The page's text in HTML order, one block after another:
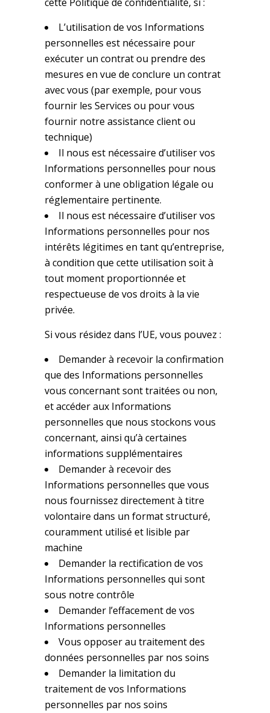
L’utilisation de vos Informations
personnelles est nécessaire pour
exécuter un contrat ou prendre des
mesures en vue de conclure un contrat
avec vous (par exemple, pour vous
fournir les Services ou pour vous
fournir notre assistance client ou
technique)
Il nous est nécessaire d’utiliser vos
Informations personnelles pour nous
conformer à une obligation légale ou
réglementaire pertinente.
Il nous est nécessaire d’utiliser vos
Informations personnelles pour nos
intérêts légitimes en tant qu’entreprise,
à condition que cette utilisation soit à
tout moment proportionnée et
respectueuse de vos droits à la vie
privée.
Si vous résidez dans l’UE, vous pouvez :
Demander à recevoir la confirmation
que des Informations personnelles
vous concernant sont traitées ou non,
et accéder aux Informations
personnelles que nous stockons vous
concernant, ainsi qu’à certaines
informations supplémentaires
Demander à recevoir des
Informations personnelles que vous
nous fournissez directement à titre
volontaire dans un format structuré,
couramment utilisé et lisible par
machine
Demander la rectification de vos
Informations personnelles qui sont
sous notre contrôle
Demander l’effacement de vos
Informations personnelles
Vous opposer au traitement des
données personnelles par nos soins
Demander la limitation du
traitement de vos Informations
personnelles par nos soins